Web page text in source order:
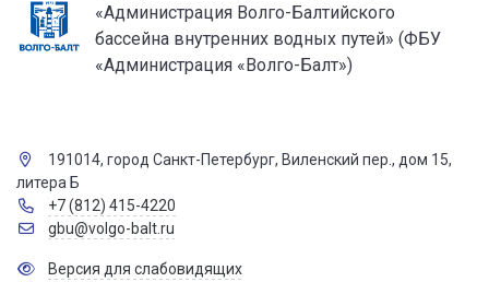
«Администрация Волго-Балтийского
бассейна внутренних водных путей» (ФБУ
«Администрация «Волго-Балт»)
191014, город Санкт-Петербург, Виленский пер., дом 15,
литера Б
+7 (812) 415-4220
gbu@volgo-balt.ru
Версия для слабовидящих